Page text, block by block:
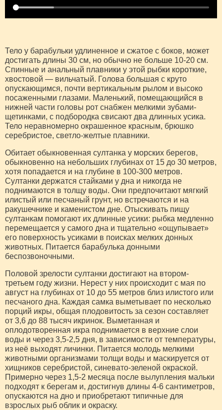
Тело у барабульки удлиненное и сжатое с боков, может
достигать длины 30 см, но обычно не больше 10-20 см.
Спинные и анальный плавники у этой рыбки короткие,
хвостовой — вильчатый. Голова большая с круто
опускающимся, почти вертикальным рылом и высоко
посаженными глазами. Маленький, помещающийся в
нижней части головы рот снабжен мелкими зубами-
щетинками, с подбородка свисают два длинных усика.
Тело неравномерно окрашенное красным, брюшко
серебристое, светло-желтые плавники.
Обитает обыкновенная султанка у морских берегов,
обыкновенно на небольших глубинах от 15 до 30 метров,
хотя попадается и на глубине в 100-300 метров.
Султанки держатся стайками у дна и никогда не
поднимаются в толщу воды. Они предпочитают мягкий
илистый или песчаный грунт, но встречаются и на
ракушечнике и каменистом дне. Отыскивать пищу
султанкам помогают их длинные усики: рыбка медленно
перемещается у самого дна и тщательно «ощупывает»
его поверхность усиками в поисках мелких донных
животных. Питается барабулька донными
беспозвоночными.
Половой зрелости султанки достигают на втором-
третьем году жизни. Нерест у них происходит с мая по
август на глубинах от 10 до 55 метров близ илистого или
песчаного дна. Каждая самка выметывает по несколько
порций икры, общая плодовитость за сезон составляет
от 3,6 до 88 тысяч икринок. Выметанная и
оплодотворенная икра поднимается в верхние слои
воды и через 3,5-2,5 дня, в зависимости от температуры,
из неё выходят личинки. Питается молодь мелкими
животными организмами толщи воды и маскируется от
хищников серебристой, синевато-зеленой окраской.
Примерно через 1,5-2 месяца после вылупления мальки
подходят к берегам и, достигнув длины 4-6 сантиметров,
опускаются на дно и приобретают типичные для
взрослых рыб облик и окраску.